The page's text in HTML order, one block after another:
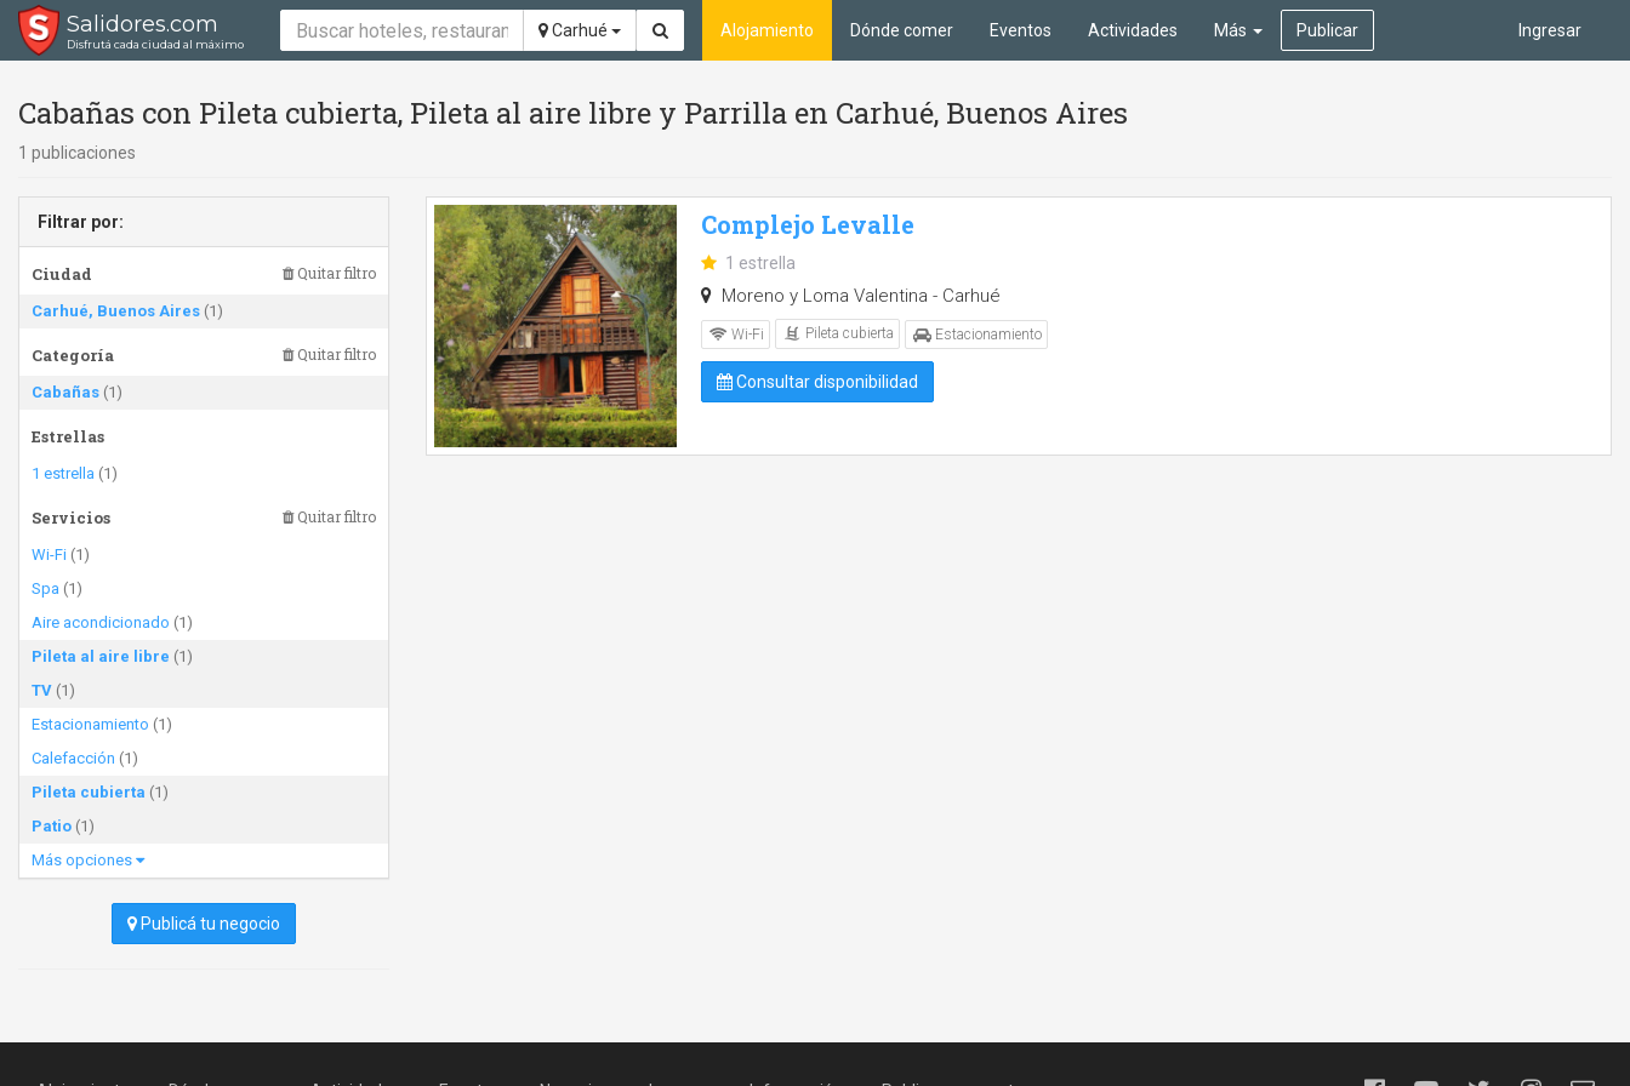
Salidores.com
Disfrutá cada ciudad al máximo
Carhué Ingresar
Alojamiento Dónde comer Eventos Actividades Más Publicar
Cabañas con Pileta cubierta, Pileta al aire libre y Parrilla en Carhué, Buenos Aires
1 publicaciones
Filtrar por:
Ciudad Quitar filtro
Carhué, Buenos Aires (1)
Categoría Quitar filtro
Cabañas (1)
Estrellas
1 estrella (1)
Servicios Quitar filtro
Wi-Fi (1)
Spa (1)
Aire acondicionado (1)
Pileta al aire libre (1)
TV (1)
Estacionamiento (1)
Calefacción (1)
Pileta cubierta (1)
Patio (1)
Más opciones
Publicá tu negocio
Complejo Levalle
1 estrella
Moreno y Loma Valentina - Carhué
Wi-Fi Pileta cubierta Estacionamiento
Consultar disponibilidad